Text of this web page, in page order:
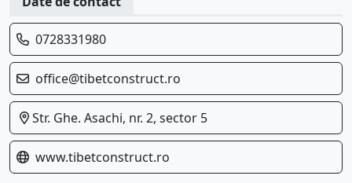
0728331980
office@tibetconstruct.ro
Str. Ghe. Asachi, nr. 2, sector 5
www.tibetconstruct.ro